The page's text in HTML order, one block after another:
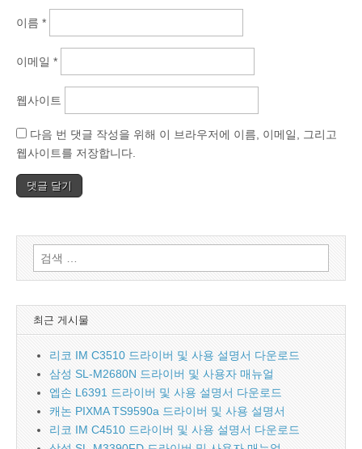
이름 *
이메일 *
웹사이트
다음 번 댓글 작성을 위해 이 브라우저에 이름, 이메일, 그리고
웹사이트를 저장합니다.
검
색:
최근 게시물
리코 IM C3510 드라이버 및 사용 설명서 다운로드
삼성 SL-M2680N 드라이버 및 사용자 매뉴얼
엡손 L6391 드라이버 및 사용 설명서 다운로드
캐논 PIXMA TS9590a 드라이버 및 사용 설명서
리코 IM C4510 드라이버 및 사용 설명서 다운로드